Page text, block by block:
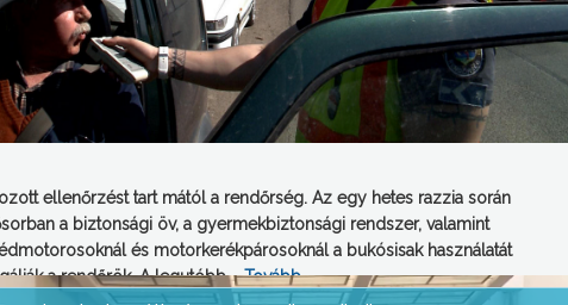
ellenőrzést tart mától a rendőrség. Az egy hetes razzia során
a biztonsági öv, a gyermekbiztonsági rendszer, valamint
és motorkerékpárosoknál a bukósisak használatát
a rendőrök. A legutóbb …Tovább→